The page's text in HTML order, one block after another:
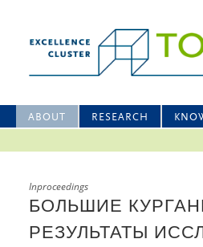
ABOUT RESEARCH
Inproceedings
БОЛЬШИЕ
РЕЗУЛЬТАТЫ